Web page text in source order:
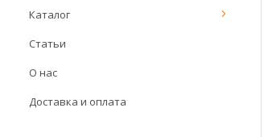
Каталог
Статьи
О нас
Доставка и оплата